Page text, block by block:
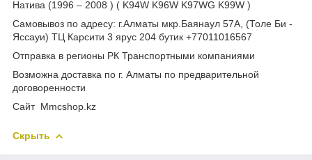
Натива (1996 – 2008 ) ( K94W K96W K97WG K99W )
Самовывоз по адресу: г.Алматы мкр.Баянаул 57А, (Толе Би -
Яссауи) ТЦ Карсити 3 ярус 204 бутик +77011016567
Отправка в регионы РК Транспортными компаниями
Возможна доставка по г. Алматы по предварительной
договоренности
Cайт Mmcshop.kz
Скрыть